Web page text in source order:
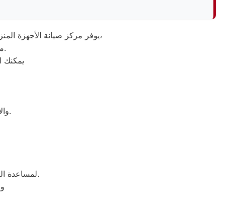
يوفر مركز صيانة الأجهزة المنزلية خدمات متكاملة لصيانة وإصلاح مختلف الأعطال المنزلية باستخدام أحدث أجهزة الفحص والصيانة،
مع توفير حلول سريعة وفعالة لجميع أنواع الأجهزة المنزلية داخل المنازل.
يمكنك
والاطلاع على خدمات الصيانة والدعم الفني المتاحة في مختلف المحافظات.
لمساعدة العملاء في التعرف على أسباب الأعطال الشائعة وطرق التعامل معها بشكل صحيح.